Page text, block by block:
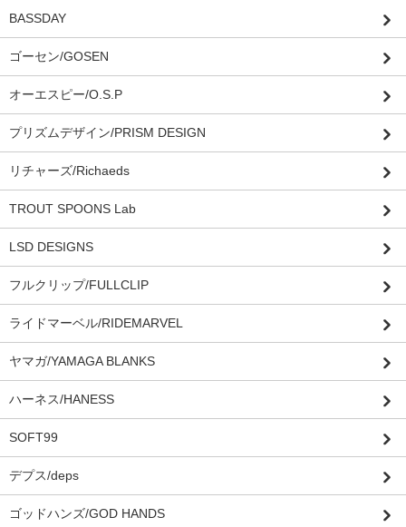
BASSDAY
ゴーセン/GOSEN
オーエスピー/O.S.P
プリズムデザイン/PRISM DESIGN
リチャーズ/Richaeds
TROUT SPOONS Lab
LSD DESIGNS
フルクリップ/FULLCLIP
ライドマーベル/RIDEMARVEL
ヤマガ/YAMAGA BLANKS
ハーネス/HANESS
SOFT99
デプス/deps
ゴッドハンズ/GOD HANDS